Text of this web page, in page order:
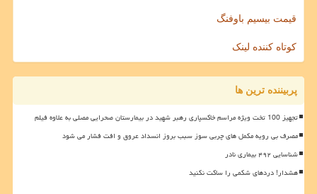
قیمت بیسیم باوفنگ
کوتاه کننده لینک
پربیننده ترین ها
تجهیز 100 تخت ویژه مراسم خاکسپاری رهبر شهید در بیمارستان صحرایی مصلی به علاوه فیلم
مصرف بی رویه مکمل های چربی سوز سبب بروز انسداد عروق و افت فشار می شود
شناسایی ۴۹۲ بیماری نادر
هشدار! دردهای شکمی را ساکت نکنید